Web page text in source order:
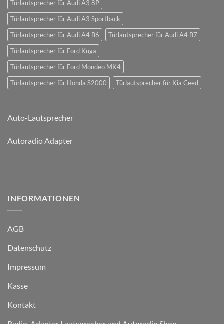
Türlautsprecher für Audi A3 8P
Türlautsprecher für Audi A3 Sportback
Türlautsprecher für Audi A4 B6
Türlautsprecher für Audi A4 B7
Türlautsprecher für Ford Kuga
Türlautsprecher für Ford Mondeo MK4
Türlautsprecher für Honda S2000
Türlautsprecher für Kia Ceed
Auto-Lautsprecher
Autoradio Adapter
INFORMATIONEN
AGB
Datenschutz
Impressum
Kasse
Kontakt